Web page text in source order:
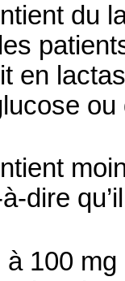
du
en
dire
100